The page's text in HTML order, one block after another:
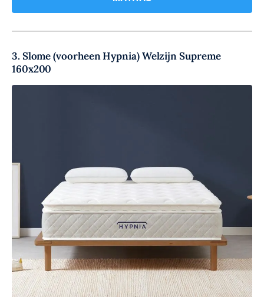
3. Slome (voorheen Hypnia) Welzijn Supreme
160x200